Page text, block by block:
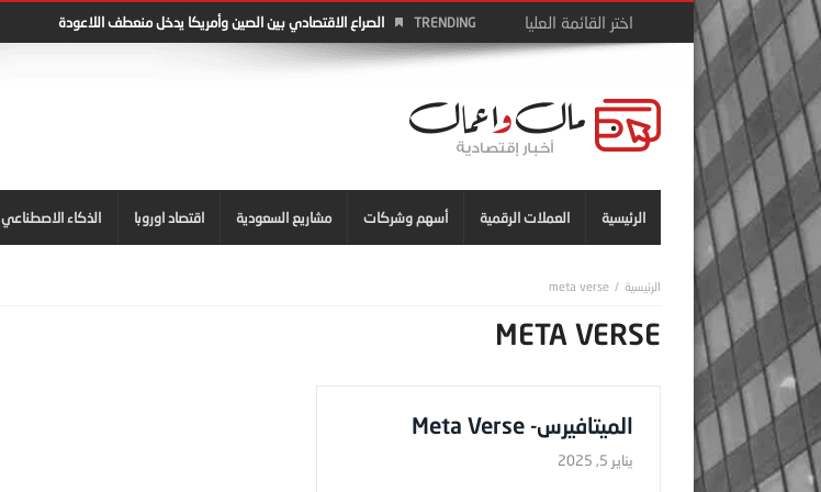
TRENDING الصراع الاقتصادي بين الصين وأمريكا يدخل منعطف اللاعودة
الرئيسية العملات الرقمية أسهم وشركات مشاريع السعودية اقتصاد اوروبا الذكاء الاصطناعي
meta verse
META VERSE
الميتافيرس- Meta Verse
يناير 5, 2025